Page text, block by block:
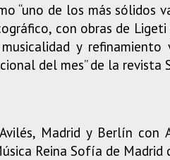
“uno de los más sólidos
con obras de
y refinamiento
del mes” de la revista
Madrid y Berlín con
Reina Sofía de